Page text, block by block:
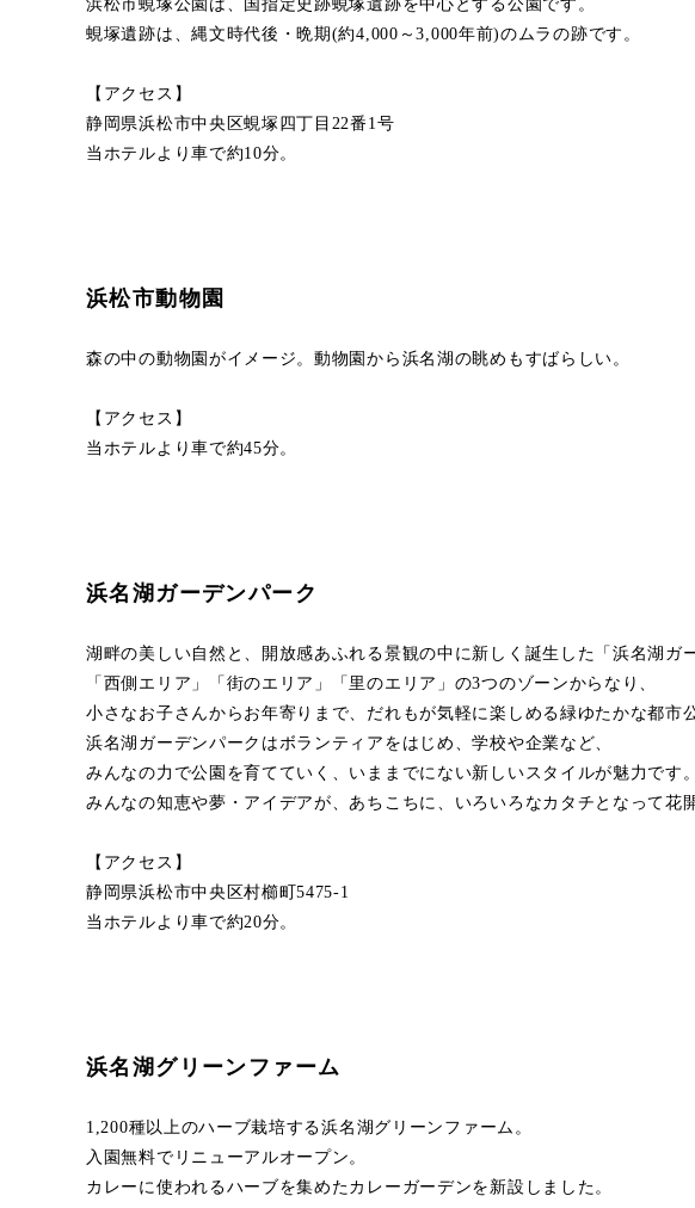
浜松市蜆塚公園は、国指定史跡蜆塚遺跡を中心とする公園です。
蜆塚遺跡は、縄文時代後・晩期(約4,000～3,000年前)のムラの跡です。
【アクセス】
静岡県浜松市中央区蜆塚四丁目22番1号
当ホテルより車で約10分。
浜松市動物園
森の中の動物園がイメージ。動物園から浜名湖の眺めもすばらしい。
【アクセス】
当ホテルより車で約45分。
浜名湖ガーデンパーク
湖畔の美しい自然と、開放感あふれる景観の中に新しく誕生した「浜名湖ガ
「西側エリア」「街のエリア」「里のエリア」の3つのゾーンからなり、
小さなお子さんからお年寄りまで、だれもが気軽に楽しめる緑ゆたかな都市
浜名湖ガーデンパークはボランティアをはじめ、学校や企業など、
みんなの力で公園を育てていく、いままでにない新しいスタイルが魅力です。
みんなの知恵や夢・アイデアが、あちこちに、いろいろなカタチとなって花
【アクセス】
静岡県浜松市中央区村櫛町5475-1
当ホテルより車で約20分。
浜名湖グリーンファーム
1,200種以上のハーブ栽培する浜名湖グリーンファーム。
入園無料でリニューアルオープン。
カレーに使われるハーブを集めたカレーガーデンを新設しました。